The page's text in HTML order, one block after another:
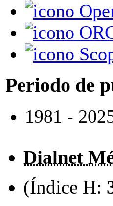
Periodo de
1981 -
Dialnet
(Índice H: